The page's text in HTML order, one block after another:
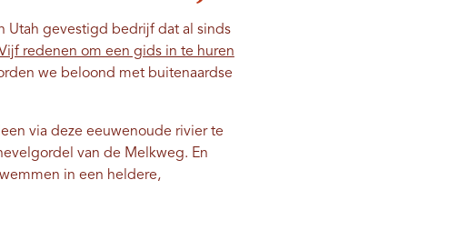
Utah gevestigd bedrijf dat al sinds
redenen om een ​​gids in te huren
we beloond met buitenaardse
via deze eeuwenoude rivier te
van de Melkweg. En
in een heldere,